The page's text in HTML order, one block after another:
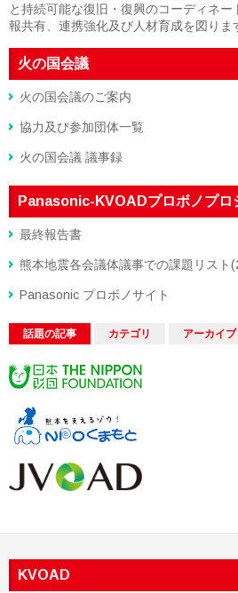
と持続可能な復旧・復興のコーディネ
報共有、連携強化及び人材育成を図りま
火の国会議
火の国会議のご案内
協力及び参加団体一覧
火の国会議 議事録
Panasonic-KVOADプロボノプロ
最終報告書
熊本地震各会議体議事での課題リスト
Panasonic プロボノサイト
話題の記事 カテゴリ アーカイブ
KVOAD